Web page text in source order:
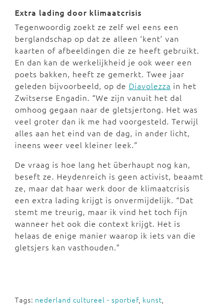
Extra lading door klimaatcrisis
Tegenwoordig zoekt ze zelf wel eens een
berglandschap op dat ze alleen ‘kent’ van
kaarten of afbeeldingen die ze heeft gebruikt.
En dan kan de werkelijkheid je ook weer een
poets bakken, heeft ze gemerkt. Twee jaar
geleden bijvoorbeeld, op de Diavolezza in het
Zwitserse Engadin. “We zijn vanuit het dal
omhoog gegaan naar de gletsjertong. Het was
veel groter dan ik me had voorgesteld. Terwijl
alles aan het eind van de dag, in ander licht,
ineens weer veel kleiner leek.”
De vraag is hoe lang het überhaupt nog kan,
beseft ze. Heydenreich is geen activist, beaamt
ze, maar dat haar werk door de klimaatcrisis
een extra lading krijgt is onvermijdelijk. “Dat
stemt me treurig, maar ik vind het toch fijn
wanneer het ook die context krijgt. Het is
helaas de enige manier waarop ik iets van die
gletsjers kan vasthouden.”
Tags: nederland cultureel - sportief, kunst,